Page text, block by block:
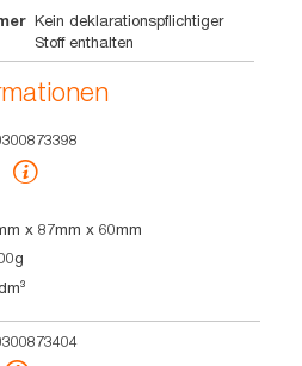
Kein deklarationspflichtiger
Stoff enthalten
Abmessung
x 87mm x 60mm